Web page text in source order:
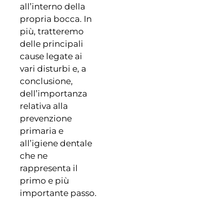
all’interno della
propria bocca. In
più, tratteremo
delle principali
cause legate ai
vari disturbi e, a
conclusione,
dell’importanza
relativa alla
prevenzione
primaria e
all’igiene dentale
che ne
rappresenta il
primo e più
importante passo.